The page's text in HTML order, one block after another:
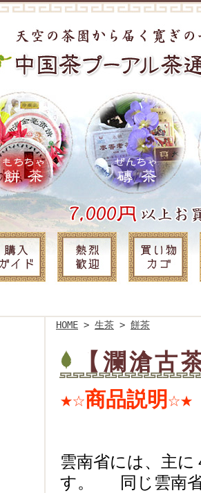
HOME > 生茶 > 餅茶
【瀾滄
★☆商品説明☆★
雲南省には、主
す。 同じ雲南省